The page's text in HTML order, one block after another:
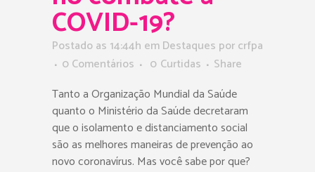
COVID-19?
Postado as 14:44h emDestaques porcrfpa
0 Comentários
0 Curtidas
Share
Tanto a Organização Mundial da Saúde
quanto o Ministério da Saúde decretaram
que o isolamento e distanciamento social
são as melhores maneiras de prevenção ao
novo coronavírus. Mas você sabe por que?